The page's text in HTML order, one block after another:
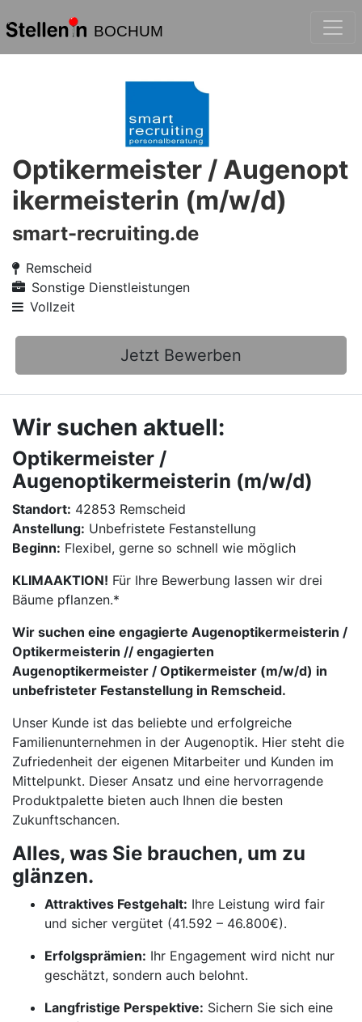
BOCHUM
Optikermeister / Augenopt
ikermeisterin (m/w/d)
smart-recruiting.de
Remscheid
Sonstige Dienstleistungen
Vollzeit
Jetzt Bewerben
Wir suchen aktuell:
Optikermeister /
Augenoptikermeisterin (m/w/d)
Standort: 42853 Remscheid
Anstellung: Unbefristete Festanstellung
Beginn: Flexibel, gerne so schnell wie möglich
KLIMAAKTION! Für Ihre Bewerbung lassen wir drei
Bäume pflanzen.*
Wir suchen eine engagierte Augenoptikermeisterin /
Optikermeisterin // engagierten
Augenoptikermeister / Optikermeister (m/w/d) in
unbefristeter Festanstellung in Remscheid.
Unser Kunde ist das beliebte und erfolgreiche
Familienunternehmen in der Augenoptik. Hier steht die
Zufriedenheit der eigenen Mitarbeiter und Kunden im
Mittelpunkt. Dieser Ansatz und eine hervorragende
Produktpalette bieten auch Ihnen die besten
Zukunftschancen.
Alles, was Sie brauchen, um zu
glänzen.
Attraktives Festgehalt: Ihre Leistung wird fair
und sicher vergütet (41.592 – 46.800€).
Erfolgsprämien: Ihr Engagement wird nicht nur
geschätzt, sondern auch belohnt.
Langfristige Perspektive: Sichern Sie sich eine